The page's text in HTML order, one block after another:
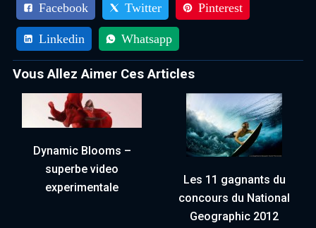
Facebook Twitter Pinterest
Linkedin Whatsapp
Vous Allez Aimer Ces Articles
Dynamic Blooms –
superbe video
experimentale
Les 11 gagnants du
concours du National
Geographic 2012